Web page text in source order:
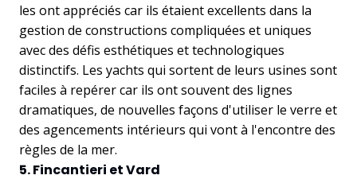
les ont appréciés car ils étaient excellents dans la
gestion de constructions compliquées et uniques
avec des défis esthétiques et technologiques
distinctifs. Les yachts qui sortent de leurs usines sont
faciles à repérer car ils ont souvent des lignes
dramatiques, de nouvelles façons d'utiliser le verre et
des agencements intérieurs qui vont à l'encontre des
règles de la mer.
5. Fincantieri et Vard